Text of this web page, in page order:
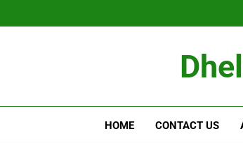
HOME CONTACT US